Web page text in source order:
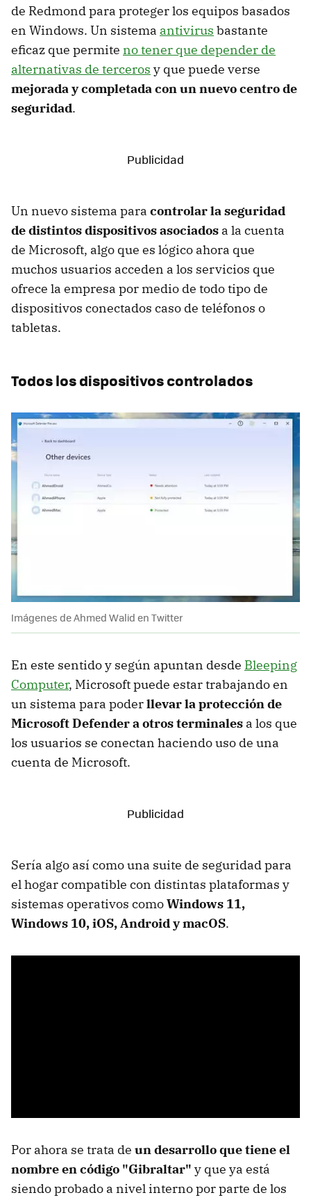
de Redmond para proteger los equipos basados
en Windows. Un sistema antivirus bastante
eficaz que permite no tener que depender de
alternativas de terceros y que puede verse
mejorada y completada con un nuevo centro de
seguridad.
Un nuevo sistema para controlar la seguridad
de distintos dispositivos asociados a la cuenta
de Microsoft, algo que es lógico ahora que
muchos usuarios acceden a los servicios que
ofrece la empresa por medio de todo tipo de
dispositivos conectados caso de teléfonos o
tabletas.
Todos los dispositivos controlados
Imágenes de Ahmed Walid en Twitter
En este sentido y según apuntan desde Bleeping
Computer, Microsoft puede estar trabajando en
un sistema para poderllevar la protección de
Microsoft Defender a otros terminales a los que
los usuarios se conectan haciendo uso de una
cuenta de Microsoft.
Sería algo así como una suite de seguridad para
el hogar compatible con distintas plataformas y
sistemas operativos comoWindows 11,
Windows 10, iOS, Android y macOS.
Por ahora se trata de un desarrollo que tiene el
nombre en código "Gibraltar" y que ya está
siendo probado a nivel interno por parte de los